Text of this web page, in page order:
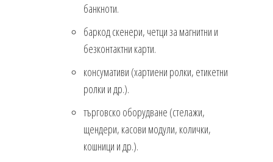
банкноти.
баркод скенери, четци за магнитни и
безконтактни карти.
консумативи (хартиени ролки, етикетни
ролки и др.).
търговско оборудване (стелажи,
щендери, касови модули, колички,
кошници и др.).